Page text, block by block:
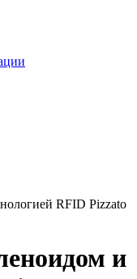
RFID Pizzato
и